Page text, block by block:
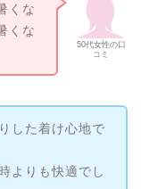
50代女性の口
コミ
くな
くな
した着け心地で
よりも快適でし